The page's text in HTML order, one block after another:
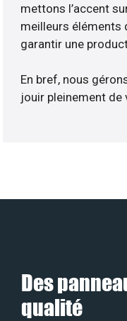
mettons l’accent
meilleurs éléments
garantir une
En bref, nous
jouir pleinement
Des
qualité